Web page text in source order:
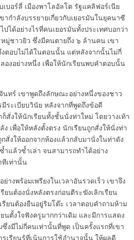
บอร์ลี่ เมืองพาโลอัลโต รัฐแคลิฟอร์เนีย
กำลังบรรยายเกี่ยวกับเยอรมันในยุคนาซี
ได้อย่างไรที่คนเยอรมันทั้งประเทศบอกว่า
หมู่ชาวยิว ซึ่งมีคนตายถึง ๖ ล้านคน เขา
งตอบไม่ได้ในตอนนั้น แต่หลังจากนั้นไม่กี่
องอย่างหนึ่ง เพื่อให้นักเรียนพบคำตอบนั้น
นทร์ เขาพูดถึงลักษณะอย่างหนึ่งของชาว
ระเบียบวินัย หลังจากที่พูดถึงข้อดี
สั่งให้นักเรียนทั้งชั้นนั่งท่าใหม่ โดยวางเท้า
เพื่อให้หลังตั้งตรง นักเรียนถูกสั่งให้นั่งท่า
สั่งให้ออกจากห้องแล้วกลับมานั่งในท่าดัง
ำแล้วซ้ำเล่า จนสามารถทำได้อย่าง
ทีเท่านั้น
างพร้อมเพรียงในเวลาอันรวดเร็ว เขาจึง
ยนต้องนั่งหลังตรงก่อนตีระฆังเลิกเรียน
ยนต้องยืนอยู่ริมโต๊ะ เวลาตอบคำถามห้าม
นตั้งใจฟังครูมากกว่าเดิม และมีการแสดง
งมีไม่กี่คนเท่านั้นที่พูด เป็นครั้งแรกที่เขา
เรียนรู้ที่เน้นการใช้อำนาจนั้น ให้ผลดี